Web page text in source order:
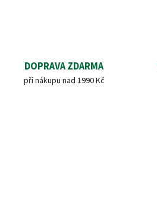
DOPRAVA ZDARMA
při nákupu nad 1990 Kč